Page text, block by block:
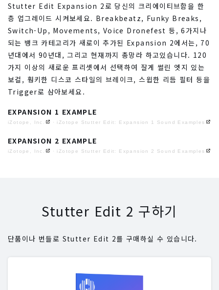
Stutter Edit Expansion 2로 당신의 크리에이티브함을 한
층 업그레이드 시켜보세요. Breakbeatz, Funky Breaks,
Switch-Up, Movements, Voice Dronefest 등, 6가지나
되는 뱅크 카테고리가 새로이 추가된 Expansion 2에서는, 70
년대에서 90년대, 그리고 현재까지 총망라 하고있습니다. 120
가지 이상의 새로운 프리셋에서 선택하여 잘게 썰린 엣지 있는
보컬, 훵키한 디스코 스타일의 브레이크, 스윕한 리듬 필터 등을
Trigger로 삼아보세요.
EXPANSION 1 EXAMPLE
iZotope, Inc. · iZotope Stutter Edit: Expansion 1 Sound Examples
EXPANSION 2 EXAMPLE
iZotope, Inc. · iZotope Stutter Edit: Expansion 2 Sound Examples
Stutter Edit 2 구하기
단품이나 번들로 Stutter Edit 2를 구매하실 수 있습니다.